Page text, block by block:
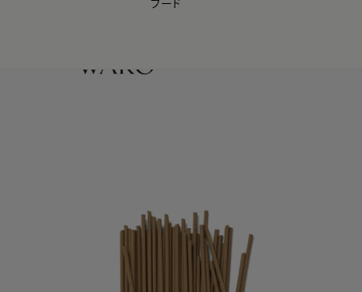
【会員様限定】夏のプレゼントキャンペーン開催中
フード